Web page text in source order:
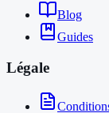
Blog
Guides
Légale